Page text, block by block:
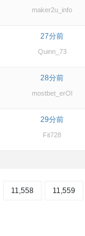
maker2u_info
27分前
Quinn_73
28分前
mostbet_erOl
29分前
Fit728
11,558 11,559